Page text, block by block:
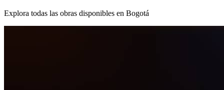
Explora todas las obras disponibles en Bogotá